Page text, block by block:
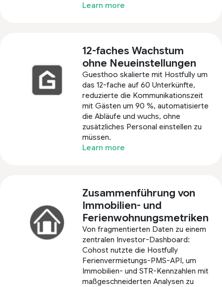
Learn more
12-faches Wachstum
ohne Neueinstellungen
Guesthoo skalierte mit Hostfully um
das 12-fache auf 60 Unterkünfte,
reduzierte die Kommunikationszeit
mit Gästen um 90 %, automatisierte
die Abläufe und wuchs, ohne
zusätzliches Personal einstellen zu
müssen.
Learn more
Zusammenführung von
Immobilien- und
Ferienwohnungsmetriken
Von fragmentierten Daten zu einem
zentralen Investor-Dashboard:
Cohost nutzte die Hostfully
Ferienvermietungs-PMS-API, um
Immobilien- und STR-Kennzahlen mit
maßgeschneiderten Analysen zu